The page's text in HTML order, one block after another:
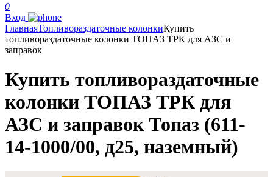
0
Вход
ГлавнаяТопливораздаточные колонкиКупить
топливораздаточные колонки ТОПАЗ ТРК для АЗС и
заправок
Купить топливораздаточные
колонки ТОПАЗ ТРК для
АЗС и заправок Топаз (611-
14-1000/00, д25, наземный)